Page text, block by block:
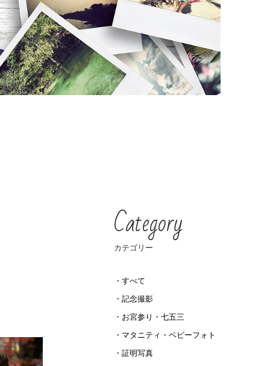
Category
カテゴリー
すべて
記念撮影
お宮参り・七五三
マタニティ・ベビーフォト
証明写真